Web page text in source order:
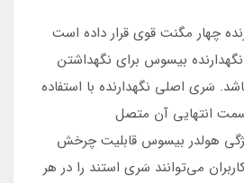
چهار مگنت قوی قرار داده است
بیسوس برای نگهداشتن
سَری اصلی نگهدارنده با استفاده
انتهایی آن متصل
هولدر بیسوس قابلیت چرخش
می‌توانند سَری استند را در هر